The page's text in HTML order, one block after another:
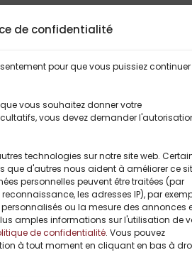
de confidentialité
pour que vous puissiez
vous souhaitez donner votre
vous devez demander
technologies sur notre site web.
que d'autres nous aident à améliorer ce
personnelles peuvent être traitées (par
les adresses IP), par
ou la mesure des annonces
amples informations sur l'utilisation de
de confidentialité. Vous pouvez
à tout moment en cliquant en bas à
Similaires